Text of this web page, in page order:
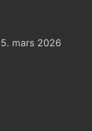
mars 2026